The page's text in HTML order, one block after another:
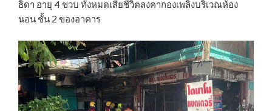
ธิดา อายุ 4 ขวบ ทั้งหมดเสียชีวิตลงคากองเพลิงบริเวณห้อง
นอน ชั้น 2 ของอาคาร